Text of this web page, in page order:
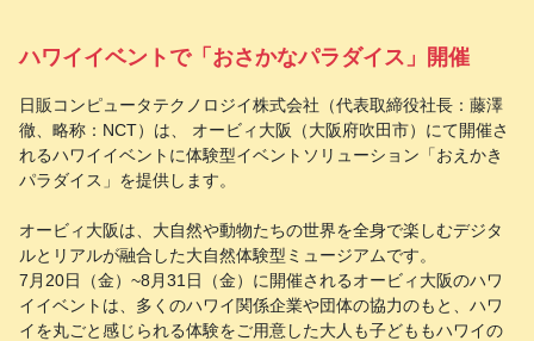
ハワイイベントで「おさかなパラダイス」開催
日販コンピュータテクノロジイ株式会社（代表取締役社長：藤澤
徹、略称：NCT）は、 オービィ大阪（大阪府吹田市）にて開催さ
れるハワイイベントに体験型イベントソリューション「おえかき
パラダイス」を提供します。
オービィ大阪は、大自然や動物たちの世界を全身で楽しむデジタ
ルとリアルが融合した大自然体験型ミュージアムです。
7月20日（金）~8月31日（金）に開催されるオービィ大阪のハワ
イイベントは、多くのハワイ関係企業や団体の協力のもと、ハワ
イを丸ごと感じられる体験をご用意した大人も子どももハワイの